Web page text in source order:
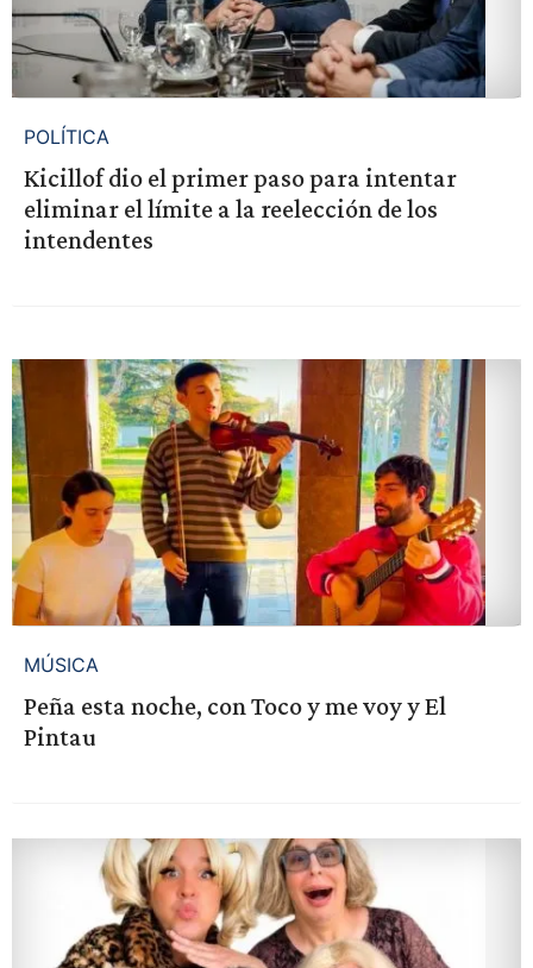
POLÍTICA
Kicillof dio el primer paso para intentar
eliminar el límite a la reelección de los
intendentes
MÚSICA
Peña esta noche, con Toco y me voy y El
Pintau